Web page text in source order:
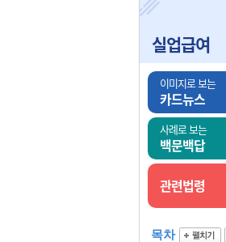
실업급여
이미지로 보는
카드뉴스
사례로 보는
백문백답
관련법령
목차